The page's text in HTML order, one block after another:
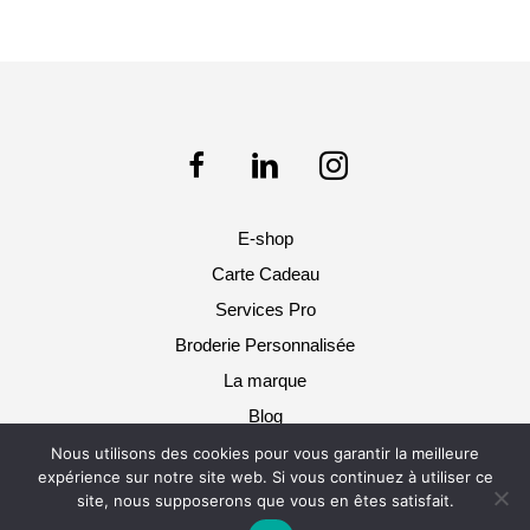
E-shop
Carte Cadeau
Services Pro
Broderie Personnalisée
La marque
Blog
Pol & Rosa 2025 © Tous droits réservés -
Mentions légales / CGU / CGV
Nous utilisons des cookies pour vous garantir la meilleure
expérience sur notre site web. Si vous continuez à utiliser ce
site, nous supposerons que vous en êtes satisfait.